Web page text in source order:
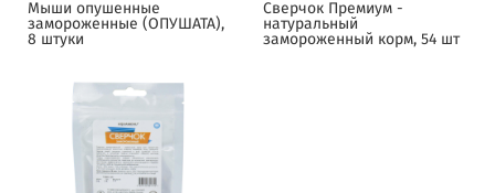
Мыши опушенные
замороженные (ОПУШАТА),
8 штуки
Сверчок Премиум -
натуральный
замороженный корм, 54 шт